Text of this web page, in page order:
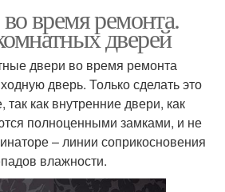
время ремонта.
дверей
двери во время ремонта
дверь. Только сделать это
как внутренние двери, как
полноценными замками, и не
– линии соприкосновения
влажности.